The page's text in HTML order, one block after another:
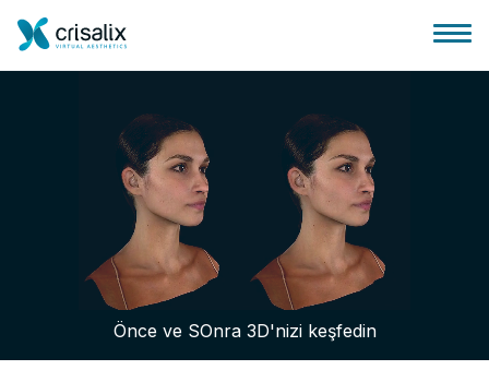
Cerrah ana sayfası
3D İş Platformu
Önce ve SOnra 3D'nizi keşfedin